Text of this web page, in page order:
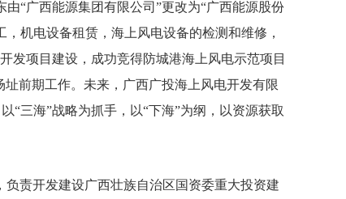
“广西能源集团有限公司”更改为“广西能源股份
机电设备租赁，海上风电设备的检测和维修，
发项目建设，成功竞得防城港海上风电示范项目
前期工作。未来，广西广投海上风电开发有限
“三海”战略为抓手，以“下海”为纲，以资源获取
责开发建设广西壮族自治区国资委重大投资建